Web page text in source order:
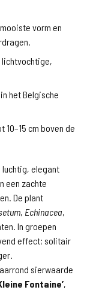
vorm en
het Belgische
cm boven de
elegant
een zachte
De plant
, Echinacea,
In groepen
effect; solitair
sierwaarde
Fontaine’,